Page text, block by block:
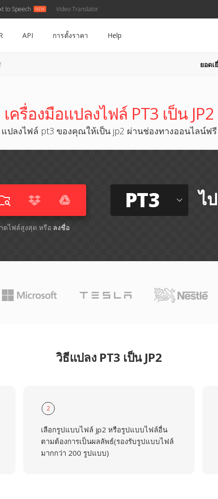
to Speech Video Translator
API การตั้งราคา Help
ยอดเ
เครื่องมือแปลงไฟล์ PT3 เป็น JP2
แปลงไฟล์ pt3 ของคุณให้เป็น jp2 ผ่านช่องทางออนไลน์ฟรี
ดไฟล์สูงสุด หรือ ลงชื่อ
PT3 ไ
วิธีแปลง PT3 เป็น JP2
2
เลือกรูปแบบไฟล์ jp2 หรือรูปแบบไฟล์อื่น
ตามต้องการเป็นผลลัพธ์(รองรับรูปแบบไฟล์
มากกว่า 200 รูปแบบ)